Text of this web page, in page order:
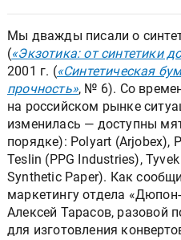
Мы дважды писали о
(«Экзотика: от синтетики
2001 г. («Синтетическая
прочность», № 6). Со
на российском рынке
изменилась — доступны
порядке): Polyart (Arjobex),
Teslin (PPG Industries),
Synthetic Paper). Как
маркетингу отдела
Алексей Тарасов, разовой
для изготовления